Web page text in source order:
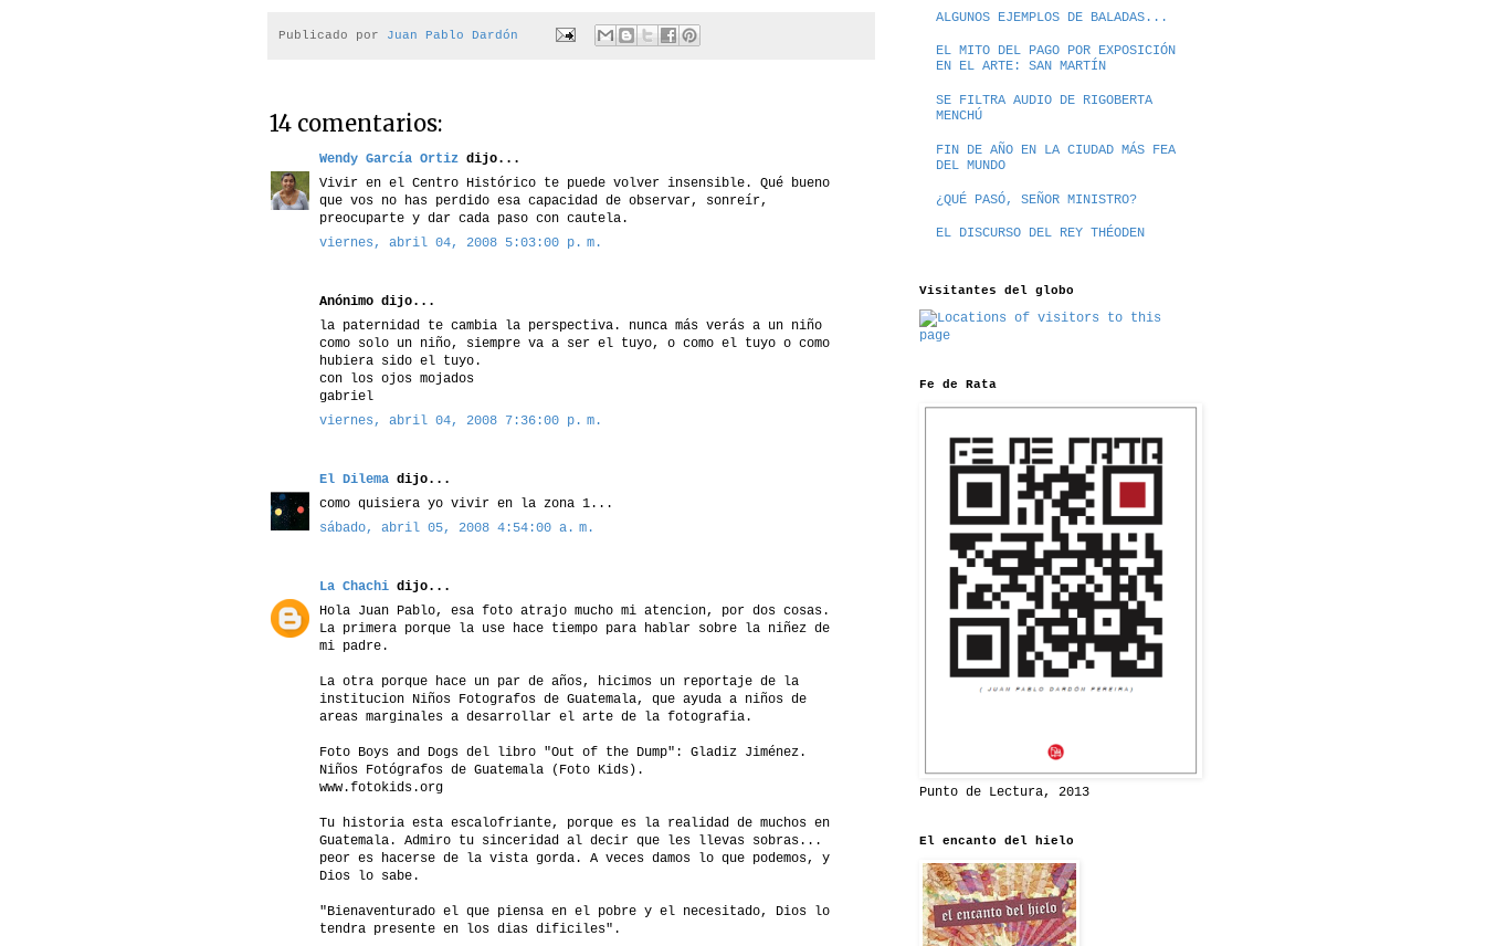
Publicado por Juan Pablo Dardón
14 comentarios:
Wendy García Ortiz dijo...
Vivir en el Centro Histórico te puede volver insensible. Qué bueno
que vos no has perdido esa capacidad de observar, sonreír,
preocuparte y dar cada paso con cautela.
viernes, abril 04, 2008 5:03:00 p. m.
Anónimo dijo...
la paternidad te cambia la perspectiva. nunca más verás a un niño
como solo un niño, siempre va a ser el tuyo, o como el tuyo o como
hubiera sido el tuyo.
con los ojos mojados
gabriel
viernes, abril 04, 2008 7:36:00 p. m.
El Dilema dijo...
como quisiera yo vivir en la zona 1...
sábado, abril 05, 2008 4:54:00 a. m.
La Chachi dijo...
Hola Juan Pablo, esa foto atrajo mucho mi atencion, por dos cosas.
La primera porque la use hace tiempo para hablar sobre la niñez de
mi padre.
La otra porque hace un par de años, hicimos un reportaje de la
institucion Niños Fotografos de Guatemala, que ayuda a niños de
areas marginales a desarrollar el arte de la fotografia.
Foto Boys and Dogs del libro "Out of the Dump": Gladiz Jiménez.
Niños Fotógrafos de Guatemala (Foto Kids).
www.fotokids.org
Tu historia esta escalofriante, porque es la realidad de muchos en
Guatemala. Admiro tu sinceridad al decir que les llevas sobras...
peor es hacerse de la vista gorda. A veces damos lo que podemos, y
Dios lo sabe.
"Bienaventurado el que piensa en el pobre y el necesitado, Dios lo
tendra presente en los dias dificiles".
ALGUNOS EJEMPLOS DE BALADAS...
EL MITO DEL PAGO POR EXPOSICIÓN
EN EL ARTE: SAN MARTÍN
SE FILTRA AUDIO DE RIGOBERTA
MENCHÚ
FIN DE AÑO EN LA CIUDAD MÁS FEA
DEL MUNDO
¿QUÉ PASÓ, SEÑOR MINISTRO?
EL DISCURSO DEL REY THÉODEN
Visitantes del globo
Fe de Rata
Punto de Lectura, 2013
El encanto del hielo